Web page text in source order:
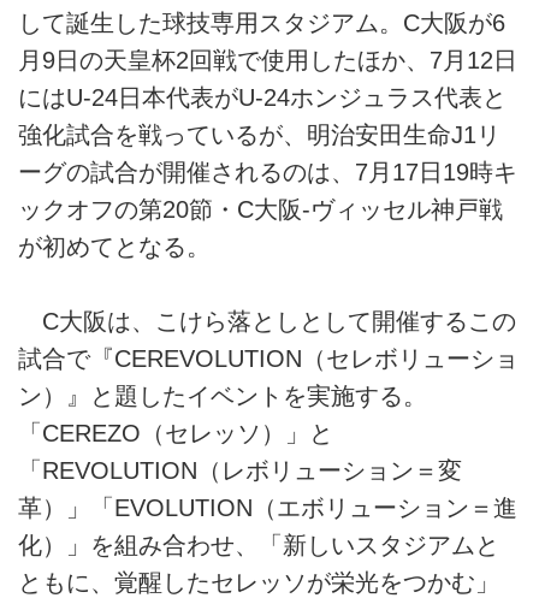
して誕生した球技専用スタジアム。C大阪が6
月9日の天皇杯2回戦で使用したほか、7月12日
にはU-24日本代表がU-24ホンジュラス代表と
強化試合を戦っているが、明治安田生命J1リ
ーグの試合が開催されるのは、7月17日19時キ
ックオフの第20節・C大阪-ヴィッセル神戸戦
が初めてとなる。
C大阪は、こけら落としとして開催するこの
試合で『CEREVOLUTION（セレボリューショ
ン）』と題したイベントを実施する。
「CEREZO（セレッソ）」と
「REVOLUTION（レボリューション＝変
革）」「EVOLUTION（エボリューション＝進
化）」を組み合わせ、「新しいスタジアムと
ともに、覚醒したセレッソが栄光をつかむ」